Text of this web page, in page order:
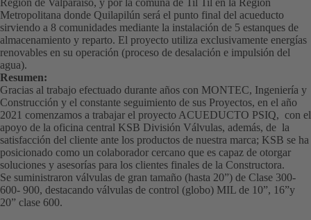
Metropolitana donde Quilapilún será el punto final del acueducto
sirviendo a 8 comunidades mediante la instalación de 5 estanques de
almacenamiento y reparto. El proyecto utiliza exclusivamente energías
renovables en su operación (proceso de desalación e impulsión del
agua).
Resumen:
Gracias al trabajo efectuado durante años con MONTEC, Ingeniería y
Construcción y el constante seguimiento de sus Proyectos, en el año
2021 comenzamos a trabajar el proyecto ACUEDUCTO PSIQ, con el
apoyo de la oficina central KSB División Válvulas, además, de la
satisfacción del cliente ante los productos de nuestra marca; KSB se ha
posicionado como un colaborador cercano que es capaz de otorgar
soluciones y asesorías para los clientes finales de la Constructora.
Se suministraron válvulas de gran tamaño (hasta 20”) de Clase 300-
600- 900, destacando válvulas de control (globo) MIL de 10”, 16”y
20” clase 600.